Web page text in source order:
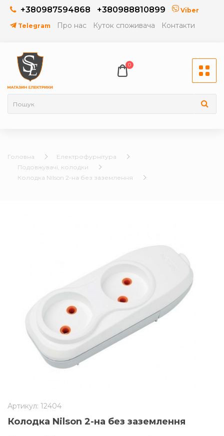
+380987594868 +380988810899 Viber
Telegram Про нас Куток споживача Контакти
0
Головна
Електрофурнітура
Подовжувачі, колодки
Колодка Nilson 2-на без заземлення
Артикул: 12404
Колодка Nilson 2-на без заземлення